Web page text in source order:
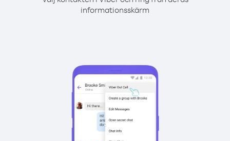
informationsskärm